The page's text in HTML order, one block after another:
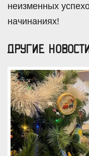
неизменных
начинаниях!
ДРУГИЕ